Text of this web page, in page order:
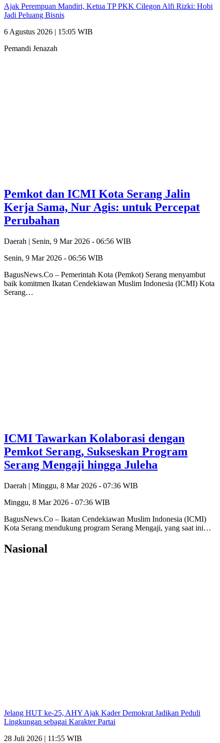
Ajak Perempuan Mandiri, Ketua TP PKK Cilegon Alfi Rizki: Hobi
Jadi Peluang Bisnis
6 Agustus 2026 | 15:05 WIB
Pemandi Jenazah
Pemkot dan ICMI Kota Serang Jalin
Kerja Sama, Nur Agis: untuk Percepat
Perubahan
Daerah | Senin, 9 Mar 2026 - 06:56 WIB
Senin, 9 Mar 2026 - 06:56 WIB
BagusNews.Co – Pemerintah Kota (Pemkot) Serang menyambut
baik komitmen Ikatan Cendekiawan Muslim Indonesia (ICMI) Kota
Serang…
ICMI Tawarkan Kolaborasi dengan
Pemkot Serang, Sukseskan Program
Serang Mengaji hingga Juleha
Daerah | Minggu, 8 Mar 2026 - 07:36 WIB
Minggu, 8 Mar 2026 - 07:36 WIB
‎BagusNews.Co – Ikatan Cendekiawan Muslim Indonesia (ICMI)
Kota Serang mendukung program Serang Mengaji, yang saat ini…
Nasional
Jelang HUT ke-25, AHY Ajak Kader Demokrat Jadikan Peduli
Lingkungan sebagai Karakter Partai
28 Juli 2026 | 11:55 WIB